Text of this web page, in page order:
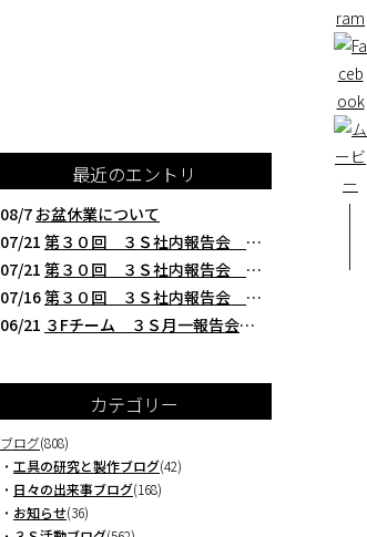
最近のエントリ
08/7 お盆休業について
07/21 第３０回 ３Ｓ社内報告会 クレアBチーム編 西研の３Ｓ活動（整理・整頓・清掃
07/21 第３０回 ３Ｓ社内報告会 ３Fチーム編 西研の３Ｓ活動（整理・整頓・清掃）
07/16第３０回 ３Ｓ社内報告会 本社製造チーム編 西研の３Ｓ活動（整理・整頓・清掃
06/21 ３Fチーム ３Ｓ月一報告会 ２０２６年５月 切削工具を考える西研より
カテゴリー
ブログ(808)
・ 工具の研究と製作ブログ(42)
・ 日々の出来事ブログ(168)
・ お知らせ(36)